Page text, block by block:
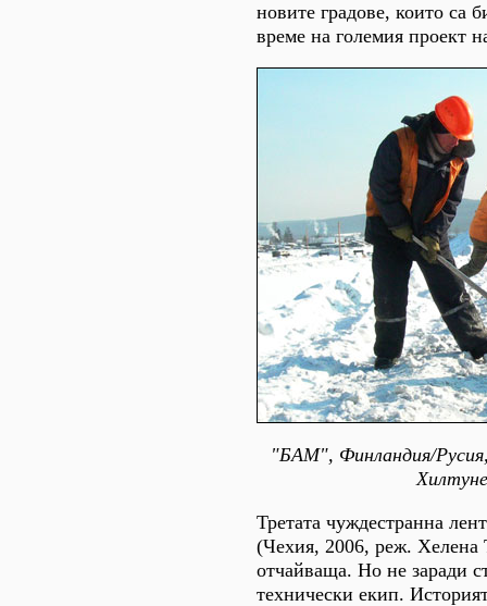
новите градове, които са
време на големия проект
"БАМ", Финландия/
Третата чуждестранна
(Чехия, 2006, реж. Хелена
отчайваща. Но не заради
технически екип.